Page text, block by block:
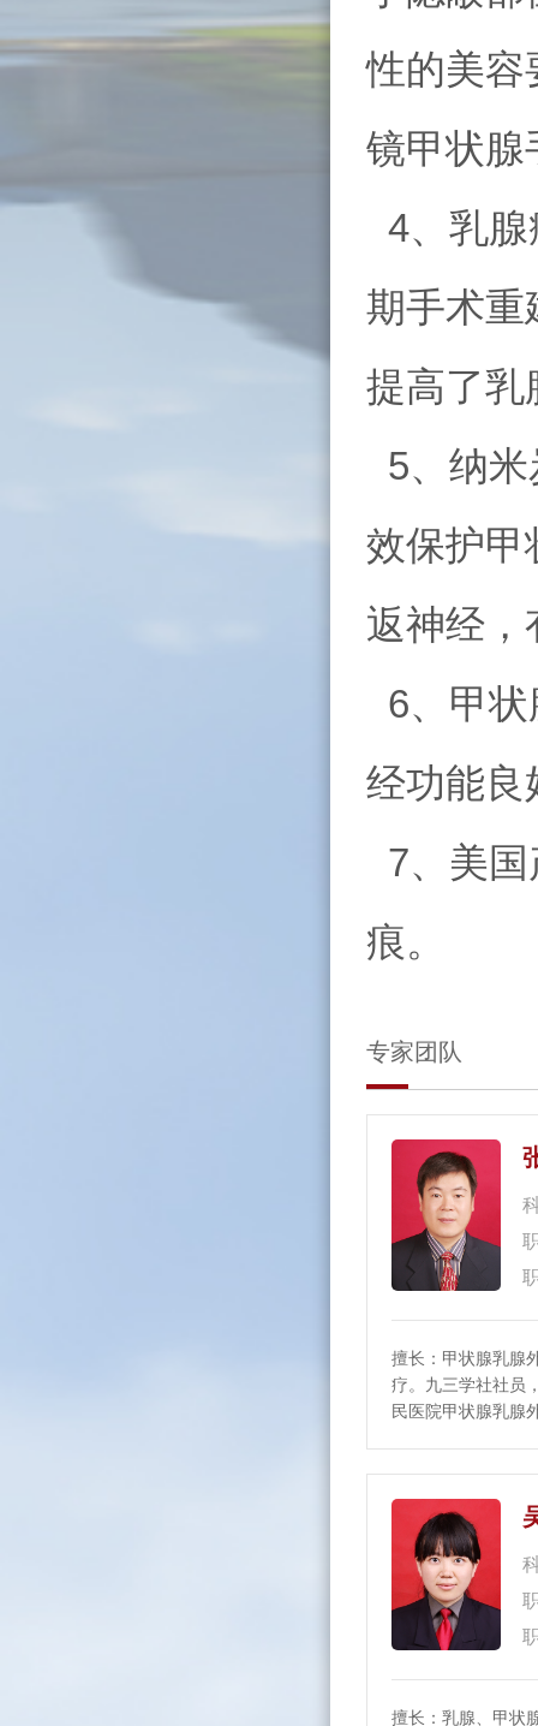
性的美容
镜甲状腺
4、乳
期手术重
提高了乳
5、纳
效保护甲
返神经，
6、甲
经功能良
7、美
痕。
专家团队
擅长：甲状腺乳腺
疗。九三学社社员
民医院甲状腺乳腺
擅长：乳腺、甲状